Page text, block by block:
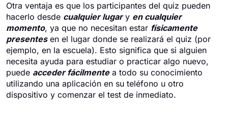
Otra ventaja es que los participantes del quiz pueden
hacerlo desde cualquier lugary en cualquier
momento, ya que no necesitan estar físicamente
presentesen el lugar donde se realizará el quiz (por
ejemplo, en la escuela). Esto significa que si alguien
necesita ayuda para estudiar o practicar algo nuevo,
puede acceder fácilmentea todo su conocimiento
utilizando una aplicación en su teléfono u otro
dispositivo y comenzar el test de inmediato.